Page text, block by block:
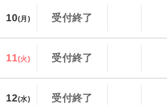
10(月) 受付終了
11(火) 受付終了
12(水) 受付終了